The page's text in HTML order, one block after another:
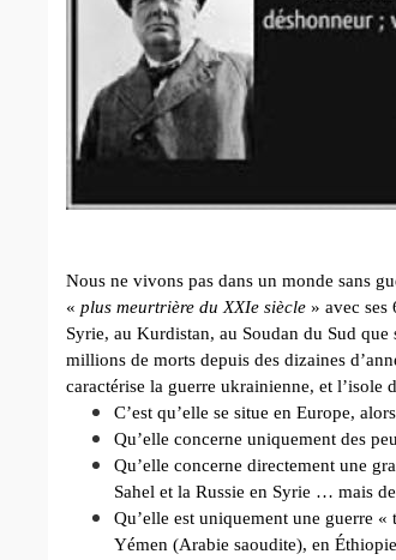
Nous ne vivons pas dans un monde sans
« plus meurtrière du XXIe siècle» avec ses
Syrie, au Kurdistan, au Soudan du Sud
millions de morts depuis des dizaines
caractérise la guerre ukrainienne, et l’isole
C’est qu’elle se situe en Europe,
Qu’elle concerne uniquement des
Qu’elle concerne directement une
Sahel et la Russie en Syrie … mais
Qu’elle est uniquement une guerre
Yémen (Arabie saoudite), en